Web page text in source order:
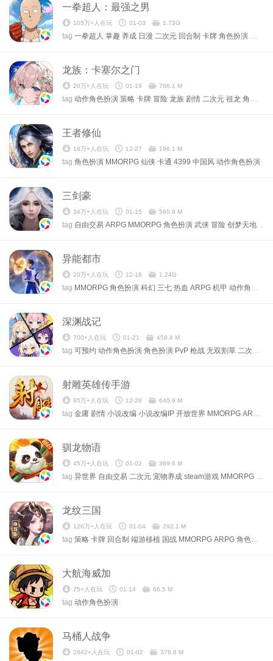
一拳超人：最强之男
105万+人在玩 01-03 1.73G
tag 一拳超人 掌趣 养成 日漫 二次元 回合制 卡牌 角色扮演 奇幻
龙族：卡塞尔之门
20万+人在玩 01-19 766.1 M
tag 动作角色扮演 策略 卡牌 冒险 龙族 剧情 二次元 祖龙 角色扮演
王者修仙
16万+人在玩 12-27 196.1 M
tag 角色扮演 MMORPG 仙侠 卡通 4399 中国风 动作角色扮演
三剑豪
34万+人在玩 01-15 560.8 M
tag 自由交易 ARPG MMORPG 角色扮演 武侠 冒险 创梦天地 中
异能都市
20万+人在玩 12-16 1.24G
tag MMORPG 角色扮演 科幻 三七 热血 ARPG 机甲 动作角色扮演
深渊战记
700+人在玩 01-21 459.4 M
tag 可预约 动作角色扮演 角色扮演 PvP 枪战 无双割草 二次元
射雕英雄传手游
95万+人在玩 12-28 640.9 M
tag 金庸 剧情 小说改编 小说改编IP 开放世界 MMORPG ARPG
驯龙物语
45万+人在玩 01-02 369.6 M
tag 异世界 自由交易 二次元 宠物养成 steam游戏 MMORPG 回合
龙纹三国
126万+人在玩 01-04 292.1 M
tag 策略 卡牌 回合制 端游移植 国战 MMORPG ARPG 角色扮演
大航海威加
75+人在玩 01-14 66.5 M
tag 动作角色扮演
马桶人战争
2842+人在玩 01-02 376.8 M